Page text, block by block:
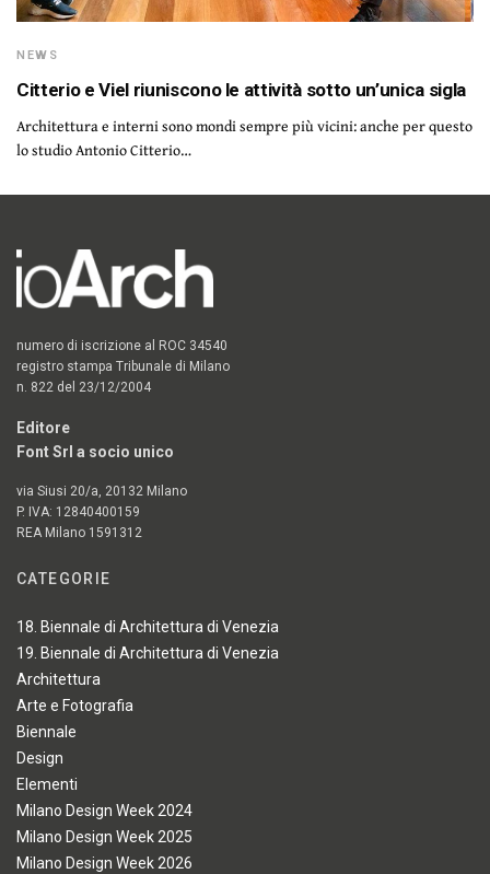
NEWS
Citterio e Viel riuniscono le attività sotto un’unica sigla
Architettura e interni sono mondi sempre più vicini: anche per questo
lo studio Antonio Citterio…
numero di iscrizione al ROC 34540
registro stampa Tribunale di Milano
n. 822 del 23/12/2004
Editore
Font Srl a socio unico
via Siusi 20/a, 20132 Milano
P. IVA: 12840400159
REA Milano 1591312
CATEGORIE
18. Biennale di Architettura di Venezia
19. Biennale di Architettura di Venezia
Architettura
Arte e Fotografia
Biennale
Design
Elementi
Milano Design Week 2024
Milano Design Week 2025
Milano Design Week 2026